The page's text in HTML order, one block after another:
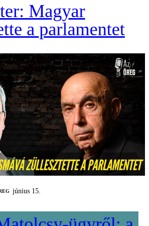
Magyar
a parlamentet
június 15.